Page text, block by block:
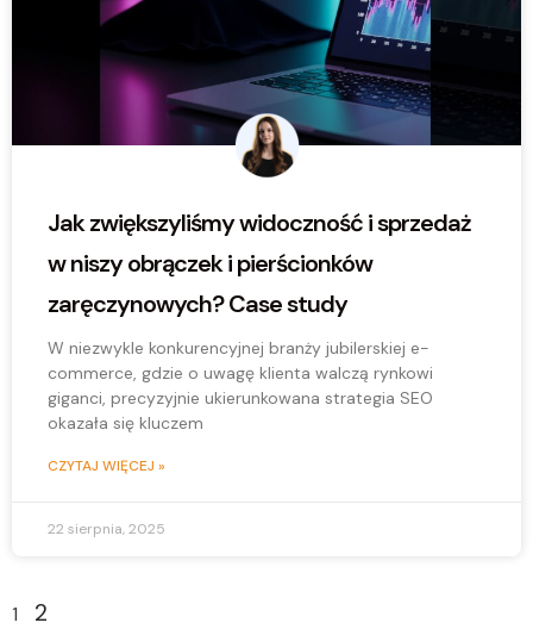
Jak zwiększyliśmy widoczność i sprzedaż
w niszy obrączek i pierścionków
zaręczynowych? Case study
W niezwykle konkurencyjnej branży jubilerskiej e-
commerce, gdzie o uwagę klienta walczą rynkowi
giganci, precyzyjnie ukierunkowana strategia SEO
okazała się kluczem
CZYTAJ WIĘCEJ »
22 sierpnia, 2025
1 2